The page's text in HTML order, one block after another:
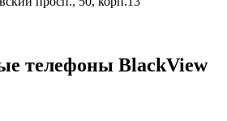
телефоны BlackView